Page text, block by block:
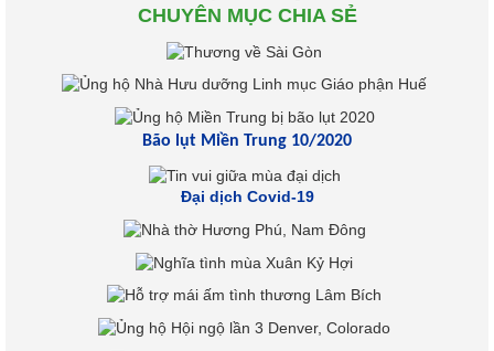
CHUYÊN MỤC CHIA SẺ
Bão lụt Miền Trung 10/2020
Đại dịch Covid-19